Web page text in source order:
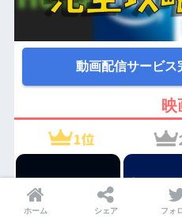
動画配信サービス
映
ホーム シェア フォ